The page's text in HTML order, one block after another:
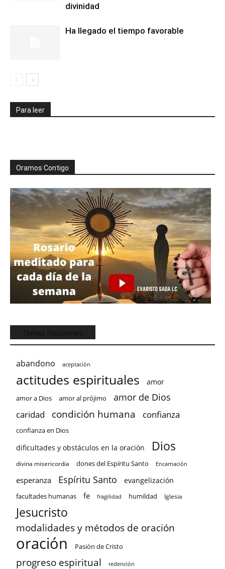
divinidad
Ha llegado el tiempo favorable
Para leer
Oramos Contigo
abandono aceptación
actitudes espirituales amor
amor a Dios amor al prójimo amor de Dios
caridad condición humana confianza
confianza en Dios
dificultades y obstáculos en la oración Dios
divina misericordia dones del Espíritu Santo Encarnación
esperanza Espíritu Santo evangelización
facultades humanas fe fragilidad humildad Iglesia
Jesucristo
modalidades y métodos de oración
oración Pasión de Cristo
progreso espiritual redención